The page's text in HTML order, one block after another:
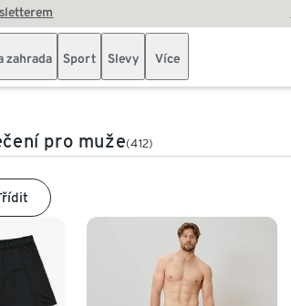
zahrada Sport Slevy Více
pro muže(412)